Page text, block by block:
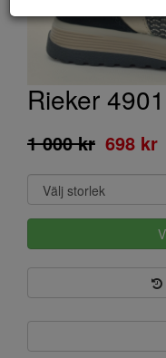
Rieker
1 000 kr 698 kr